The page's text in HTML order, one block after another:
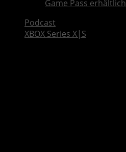
Game Pass erhältlich
Podcast
XBOX Series X|S